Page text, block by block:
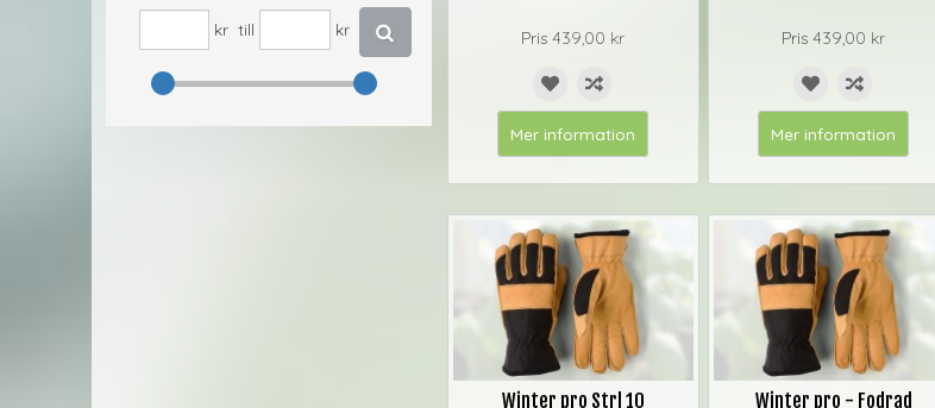
kr till kr Pris 439,00 kr
Mer information
Pris 439,00 kr
Mer information
Winter pro Strl 10
Winter pro - Fodrad